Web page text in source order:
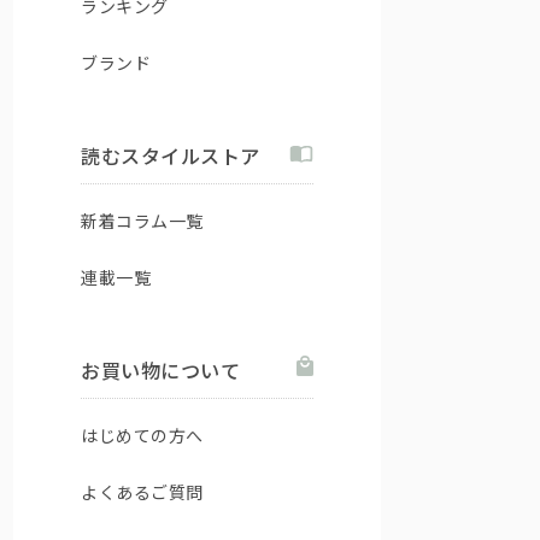
ランキング
ブランド
読むスタイルストア
新着コラム一覧
連載一覧
お買い物について
はじめての方へ
よくあるご質問